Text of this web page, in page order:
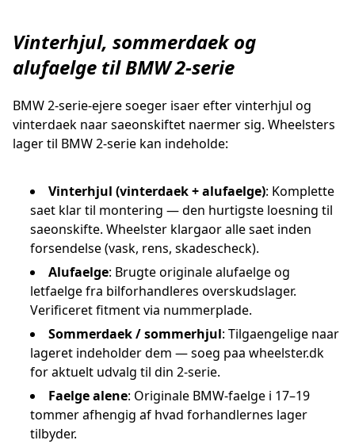
Vinterhjul, sommerdaek og
alufaelge til BMW 2-serie
BMW 2-serie-ejere soeger isaer efter vinterhjul og
vinterdaek naar saeonskiftet naermer sig. Wheelsters
lager til BMW 2-serie kan indeholde:
Vinterhjul (vinterdaek + alufaelge): Komplette
saet klar til montering — den hurtigste loesning til
saeonskifte. Wheelster klargaor alle saet inden
forsendelse (vask, rens, skadescheck).
Alufaelge: Brugte originale alufaelge og
letfaelge fra bilforhandleres overskudslager.
Verificeret fitment via nummerplade.
Sommerdaek / sommerhjul: Tilgaengelige naar
lageret indeholder dem — soeg paa wheelster.dk
for aktuelt udvalg til din 2-serie.
Faelge alene: Originale BMW-faelge i 17–19
tommer afhengig af hvad forhandlernes lager
tilbyder.